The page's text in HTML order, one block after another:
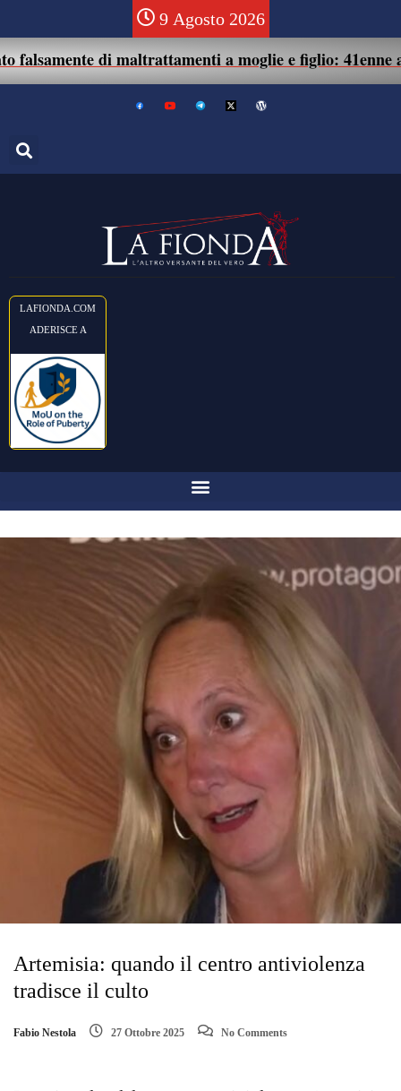
9 Agosto 2026
di maltrattamenti a moglie e figlio: 41enne assolto.
LAFIONDA.COM
ADERISCE A
Artemisia: quando il centro antiviolenza
tradisce il culto
Fabio Nestola 27 Ottobre 2025 No Comments